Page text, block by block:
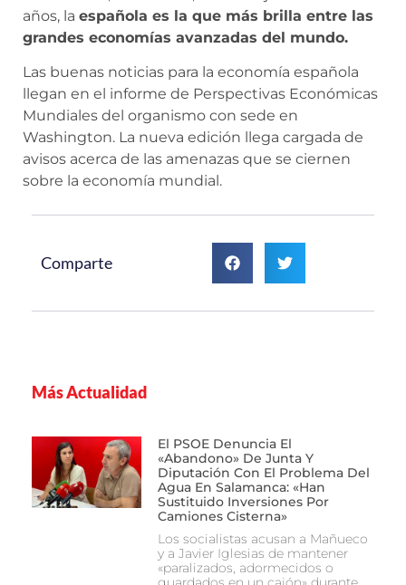
años, la española es la que más brilla entre las
grandes economías avanzadas del mundo.
Las buenas noticias para la economía española
llegan en el informe de Perspectivas Económicas
Mundiales del organismo con sede en
Washington. La nueva edición llega cargada de
avisos acerca de las amenazas que se ciernen
sobre la economía mundial.
Comparte
Más Actualidad
El PSOE Denuncia El
«abandono» De Junta Y
Diputación Con El Problema Del
Agua En Salamanca: «Han
Sustituido Inversiones Por
Camiones Cisterna»
Los socialistas acusan a Mañueco
y a Javier Iglesias de mantener
«paralizados, adormecidos o